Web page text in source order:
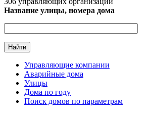
Название улицы, номера дома
Главное меню
Управляющие компании
Аварийные дома
Улицы
Дома по году
Поиск домов по параметрам